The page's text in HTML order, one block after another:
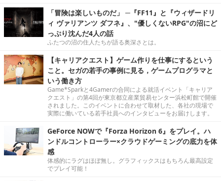
「冒険は楽しいものだ」 ─『FF11』と『ウィザードリ
ィ ヴァリアンツ ダフネ』、"優しくないRPG"の沼にど
っぷり沈んだ4人の話
ふたつの沼の住人たちが語る奥深さとは。
【キャリアクエスト】ゲーム作りを仕事にするという
こと。セガの若手の事例に見る，ゲームプログラマと
いう働き方
Game*Sparkと4Gamerの合同による就活イベント「キャリア
クエスト」の第4回が東京都立産業貿易センター浜松町館で開催
されました。このイベントに合わせて取材した、各社の現場で
実際に働いている若手社員へのインタビューをお届けします。
GeForce NOWで『Forza Horizon 6』をプレイ。ハ
ンドルコントローラー×クラウドゲーミングの底力を体
感
体感的にラグはほぼ無し。グラフィックスはもちろん最高設定
でプレイ可能！